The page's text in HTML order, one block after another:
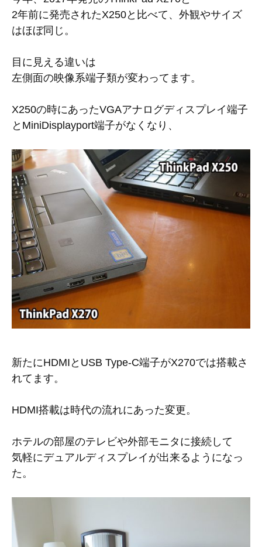
2年前に発売されたX250と比べて、外観やサイズ
はほぼ同じ。
目に見える違いは
左側面の映像系端子類が変わってます。
X250の時にあったVGAアナログディスプレイ端子
とMiniDisplayport端子がなくなり、
新たにHDMIとUSB Type-C端子がX270では搭載さ
れてます。
HDMI搭載は時代の流れにあった変更。
ホテルの部屋のテレビや外部モニタに接続して
気軽にデュアルディスプレイが出来るようになっ
た。